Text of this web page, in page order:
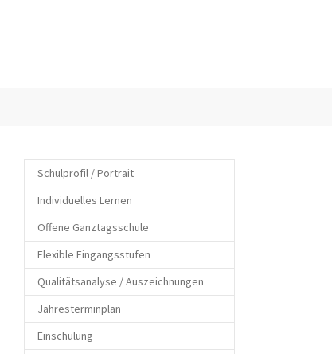
for "Kontakt"
Schulprofil / Portrait
Individuelles Lernen
Offene Ganztagsschule
Flexible Eingangsstufen
Qualitätsanalyse / Auszeichnungen
Jahresterminplan
Einschulung